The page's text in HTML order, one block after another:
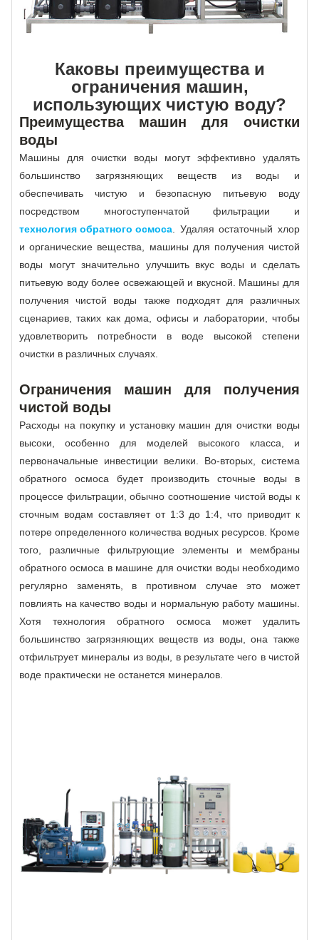
Каковы преимущества и
ограничения машин,
использующих чистую воду?
Преимущества машин для очистки
воды
Машины для очистки воды могут эффективно удалять
большинство загрязняющих веществ из воды и
обеспечивать чистую и безопасную питьевую воду
посредством многоступенчатой ​​фильтрации и
технология обратного осмоса . Удаляя остаточный хлор
и органические вещества, машины для получения чистой
воды могут значительно улучшить вкус воды и сделать
питьевую воду более освежающей и вкусной. Машины для
получения чистой воды также подходят для различных
сценариев, таких как дома, офисы и лаборатории, чтобы
удовлетворить потребности в воде высокой степени
очистки в различных случаях.
Ограничения машин для получения
чистой воды
Расходы на покупку и установку машин для очистки воды
высоки, особенно для моделей высокого класса, и
первоначальные инвестиции велики. Во-вторых, система
обратного осмоса будет производить сточные воды в
процессе фильтрации, обычно соотношение чистой воды к
сточным водам составляет от 1:3 до 1:4, что приводит к
потере определенного количества водных ресурсов. Кроме
того, различные фильтрующие элементы и мембраны
обратного осмоса в машине для очистки воды необходимо
регулярно заменять, в противном случае это может
повлиять на качество воды и нормальную работу машины.
Хотя технология обратного осмоса может удалить
большинство загрязняющих веществ из воды, она также
отфильтрует минералы из воды, в результате чего в чистой
воде практически не останется минералов.